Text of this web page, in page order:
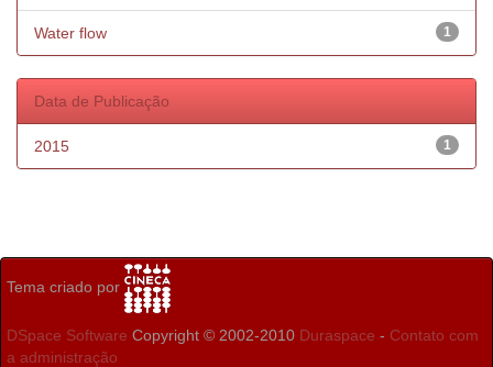
1
Water flow
Data de Publicação
1
2015
Tema criado por
DSpace Software Copyright © 2002-2010 Duraspace - Contato com
a administração